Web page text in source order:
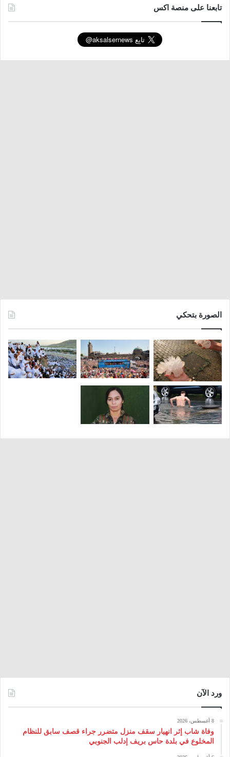
تابعنا على منصة اكس
الصورة بتحكي
ورد الآن
8 أغسطس، 2026
وفاة شاب إثر انهيار سقف منزل متضرر جراء قصف سابق للنظام
المخلوع في بلدة حاس بريف إدلب الجنوبي